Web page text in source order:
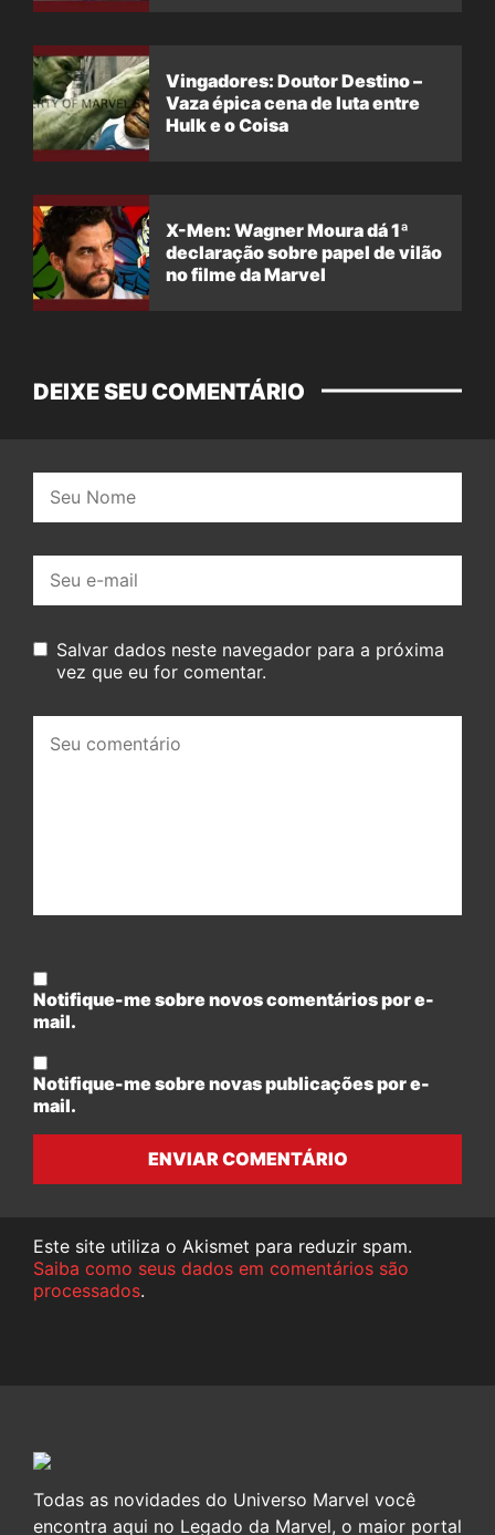
Vingadores: Doutor Destino –
Vaza épica cena de luta entre
Hulk e o Coisa
X-Men: Wagner Moura dá 1ª
declaração sobre papel de vilão
no filme da Marvel
DEIXE SEU COMENTÁRIO
mail:
Salvar dados neste navegador para a próxima
vez que eu for comentar.
comentário:
Notifique-me sobre novos comentários por e-
mail.
Notifique-me sobre novas publicações por e-
mail.
ENVIAR COMENTÁRIO
Este site utiliza o Akismet para reduzir spam.
Saiba como seus dados em comentários são
processados.
Todas as novidades do Universo Marvel você
encontra aqui no Legado da Marvel, o maior portal